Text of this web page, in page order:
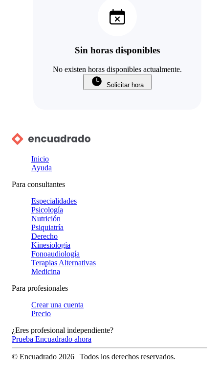
Sin horas disponibles
No existen horas disponibles actualmente.
Solicitar hora
Inicio
Ayuda
Para consultantes
Especialidades
Psicología
Nutrición
Psiquiatría
Derecho
Kinesiología
Fonoaudiología
Terapias Alternativas
Medicina
Para profesionales
Crear una cuenta
Precio
¿Eres profesional independiente?
Prueba Encuadrado ahora
© Encuadrado 2026 | Todos los derechos reservados.